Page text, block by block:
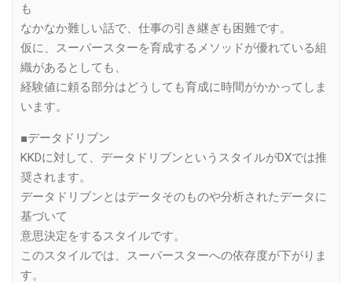
も
なかなか難しい話で、仕事の引き継ぎも困難です。
仮に、スーパースターを育成するメソッドが優れている組
織があるとしても、
経験値に頼る部分はどうしても育成に時間がかかってしま
います。
■データドリブン
KKDに対して、データドリブンというスタイルがDXでは推
奨されます。
データドリブンとはデータそのものや分析されたデータに
基づいて
意思決定をするスタイルです。
このスタイルでは、スーパースターへの依存度が下がりま
す。